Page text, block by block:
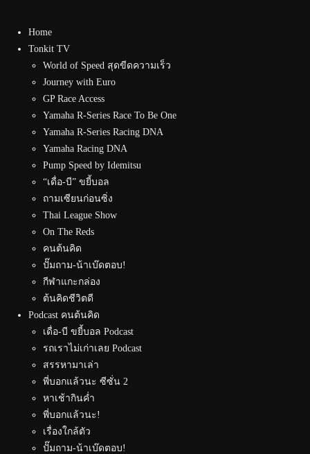
Home
Tonkit TV
World of Speed สุดขีดความเร็ว
Journey with Euro
GP Race Access
Yamaha R-Series Race To Be One
Yamaha R-Series Racing DNA
Yamaha Racing DNA
Pump Speed by Idemitsu
“เดื่อ-บี” ขยี้บอล
ถามเซียนก่อนซิ่ง
Thai League Show
On The Reds
คนต้นคิด
ปั๊มถาม-น้าเบ๊ดตอบ!
กีฬาแกะกล่อง
ต้นคิดชีวิตดี
Podcast คนต้นคิด
เดื่อ-บี ขยี้บอล Podcast
รถเราไม่เก่าเลย Podcast
สรรหามาเล่า
พี่บอกแล้วนะ ซีซั่น 2
หาเช้ากินค่ำ
พี่บอกแล้วนะ!
เรื่องใกล้ตัว
ปั๊มถาม-น้าเบ๊ดตอบ!